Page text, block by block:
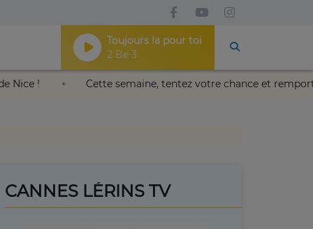
Toujours la pour toi
2 Be 3
Nikaïa de Nice ! Cette semaine, tentez votre
CANNES LÉRINS TV